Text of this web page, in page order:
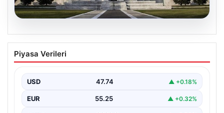
07.08.2026
FED faiz kararı ne zaman, saat kaçta?
Faiz beklentisi ne yönde? 2026 FED
Piyasa Verileri
USD 47.74 ▲ +0.18%
EUR 55.25 ▲ +0.32%